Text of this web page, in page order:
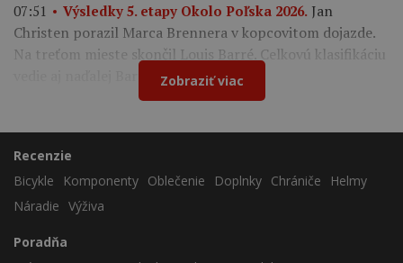
07:51 Výsledky 5. etapy Okolo Poľska 2026. Jan
Christen porazil Marca Brennera v kopcovitom dojazde.
Na treťom mieste skončil Louis Barré. Celkovú klasifikáciu
vedie aj naďalej Bart Lemmen.
Zobraziť viac
Recenzie
Bicykle
Komponenty Oblečenie Doplnky Chrániče
Helmy
Náradie Výživa
Poradňa